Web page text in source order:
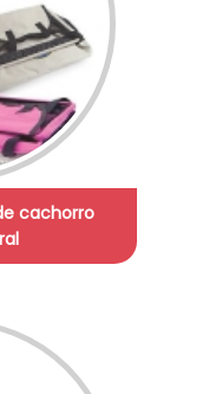
cachorro